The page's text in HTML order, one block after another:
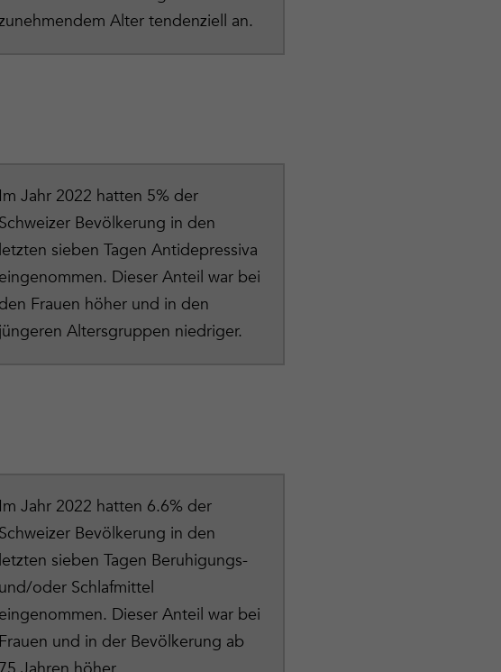
Alter tendenziell an.
Im Jahr 2022 hatten 5% der
Schweizer Bevölkerung in den
letzten sieben Tagen Antidepressiva
eingenommen. Dieser Anteil war bei
Frauen höher und in den
jüngeren Altersgruppen niedriger.
Im Jahr 2022 hatten 6.6% der
Schweizer Bevölkerung in den
letzten sieben Tagen Beruhigungs-
und/oder Schlafmittel
eingenommen. Dieser Anteil war bei
Frauen und in der Bevölkerung ab